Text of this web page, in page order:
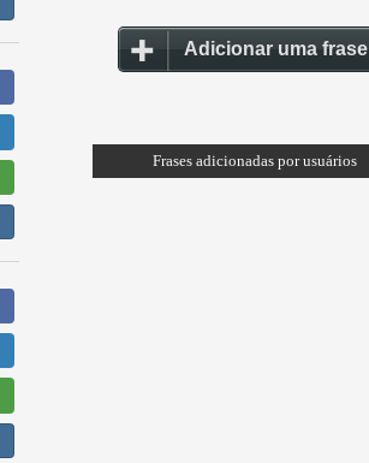
Adicionar uma frase
Frases adicionadas por usuários